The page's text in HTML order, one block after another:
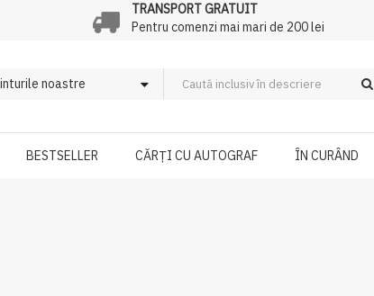
TRANSPORT GRATUIT
Pentru comenzi mai mari de 200 lei
BESTSELLER CĂRȚI CU AUTOGRAF ÎN CURÂND